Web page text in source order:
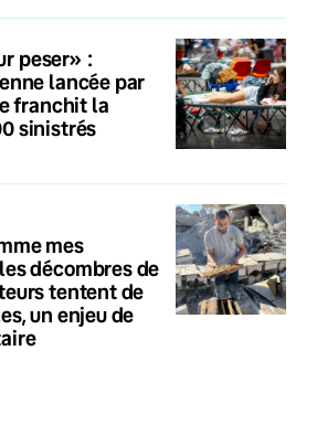
peser» :
lancée par
franchit la
sinistrés
mes
décombres de
tentent de
un enjeu de